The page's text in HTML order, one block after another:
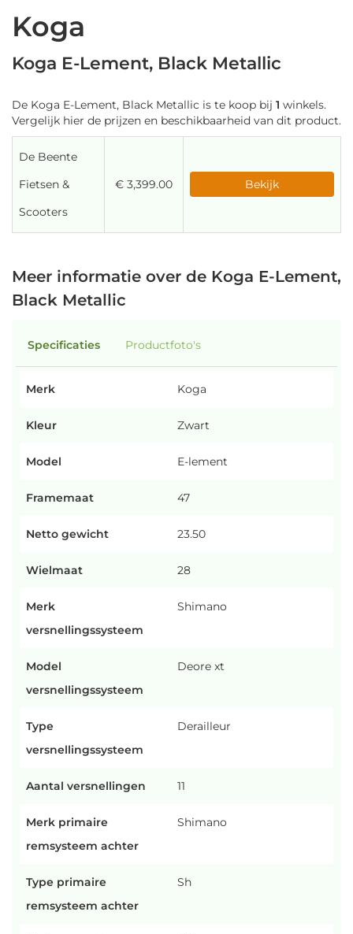
Koga
Koga E-Lement, Black Metallic
De Koga E-Lement, Black Metallic is te koop bij 1 winkels.
Vergelijk hier de prijzen en beschikbaarheid van dit product.
De Beente
Fietsen &
Scooters
€ 3,399.00 Bekijk
Meer informatie over de Koga E-Lement,
Black Metallic
Specificaties Productfoto's
Merk Koga
Kleur Zwart
Model E-lement
Framemaat 47
Netto gewicht 23.50
Wielmaat 28
Merk
versnellingssysteem
Shimano
Model
versnellingssysteem
Deore xt
Type
versnellingssysteem
Derailleur
Aantal versnellingen 11
Merk primaire
remsysteem achter
Shimano
Type primaire
remsysteem achter
Sh